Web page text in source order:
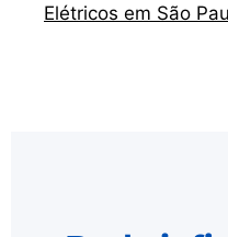
Elétricos em São